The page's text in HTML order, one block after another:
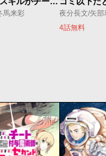
馬来彩
夜分長文/矢
4話無料